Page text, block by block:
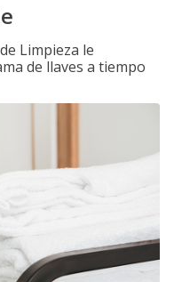
Limpieza le
de llaves a tiempo